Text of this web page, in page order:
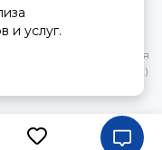
и услуг, носит
условиях не является
Статьи 437(2)
и услуг.